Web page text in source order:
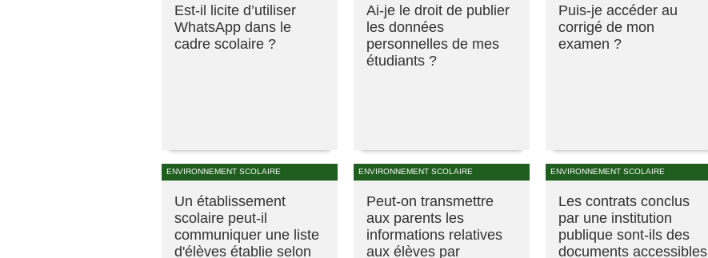
Est-il licite d’utiliser
WhatsApp dans le
cadre scolaire ?
Ai-je le droit de publier
les données
personnelles de mes
étudiants ?
Puis-je accéder au
corrigé de mon
examen ?
ENVIRONNEMENT SCOLAIRE
Un établissement
scolaire peut-il
communiquer une liste
d'élèves établie selon
ENVIRONNEMENT SCOLAIRE
Peut-on transmettre
aux parents les
informations relatives
aux élèves par
ENVIRONNEMENT SCOLAIRE
Les contrats conclus
par une institution
publique sont-ils des
documents accessibles